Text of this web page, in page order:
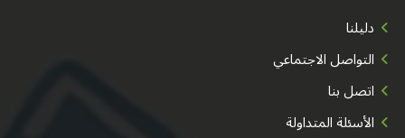
دليلنا
التواصل الاجتماعي
اتصل بنا
الأسئلة المتداولة